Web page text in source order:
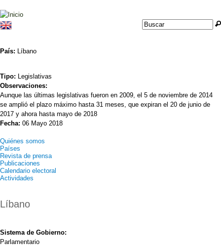
Jump to navigation
Formulario de
Buscar
País: Líbano
Tipo: Legislativas
Observaciones:
Aunque las últimas legislativas fueron en 2009, el 5 de noviembre de 2014
se amplió el plazo máximo hasta 31 meses, que expiran el 20 de junio de
2017 y ahora hasta mayo de 2018
Fecha: 06 Mayo 2018
Quiénes somos
Países
Revista de prensa
Publicaciones
Calendario electoral
Actividades
Líbano
Sistema de Gobierno:
Parlamentario